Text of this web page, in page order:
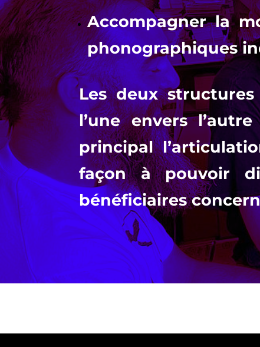
Accompagnerla
phonographiques
Les deux structures
l’une envers
principal
façon à pouvoir
bénéficiaires